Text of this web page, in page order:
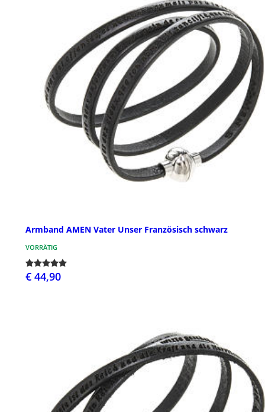
Armband AMEN Vater Unser Französisch schwarz
VORRÄTIG
€ 44,90